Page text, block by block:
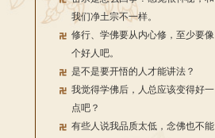
我们净土宗不一样。
修行、学佛要从内心修，至少要像
个好人吧。
是不是要开悟的人才能讲法？
我觉得学佛后，人总应该变得好一
点吧？
有些人说我品质太低，念佛也不能